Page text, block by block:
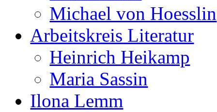
Michael von Hoesslin
Arbeitskreis Literatur
Heinrich Heikamp
Maria Sassin
Ilona Lemm